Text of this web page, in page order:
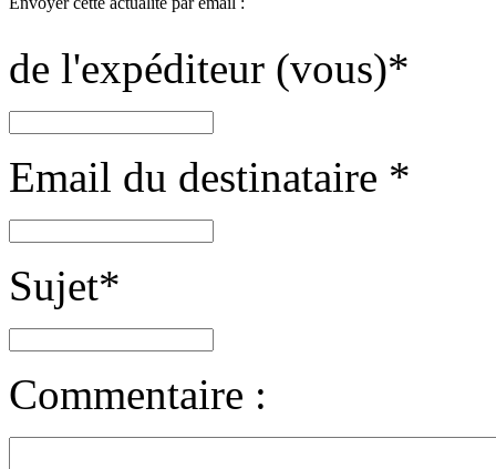
de l'expéditeur (vous)*
Email du destinataire *
Sujet*
Commentaire :